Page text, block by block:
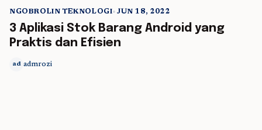
NGOBROLIN TEKNOLOGI• JUN 18, 2022
3 Aplikasi Stok Barang Android yang
Praktis dan Efisien
ad admrozi